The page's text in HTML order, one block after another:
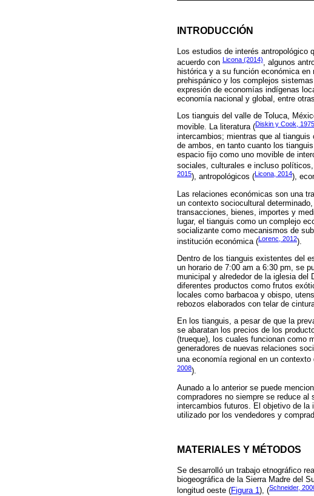
INTRODUCCIÓN
Los estudios de interés antropológico
acuerdo con Licona (2014), algunos
histórica y a su función económica
prehispánico y los complejos
expresión de economías indígenas
economía nacional y global, entre
Los tianguis del valle de Toluca,
movible. La literatura (Diskin y Cook, 1975
intercambios; mientras que al
de ambos, en tanto cuanto los
espacio fijo como uno movible de
sociales, culturales e incluso
2015), antropológicos (Licona, 2014),
Las relaciones económicas son una
un contexto sociocultural
transacciones, bienes, importes y
lugar, el tianguis como un complejo
socializante como mecanismos de
institución económica (Lorenc, 2012).
Dentro de los tianguis existentes del
un horario de 7:00 am a 6:30 pm, se
municipal y alrededor de la iglesia del
diferentes productos como frutos
locales como barbacoa y obispo,
rebozos elaborados con telar de
En los tianguis, a pesar de que la
se abaratan los precios de los
(trueque), los cuales funcionan como
generadores de nuevas relaciones
una economía regional en un
2008).
Aunado a lo anterior se puede
compradores no siempre se reduce
intercambios futuros. El objetivo de la
utilizado por los vendedores y
MATERIALES Y MÉTODOS
Se desarrolló un trabajo etnográfico
biogeográfica de la Sierra Madre del
longitud oeste (Figura 1), (Schneider,